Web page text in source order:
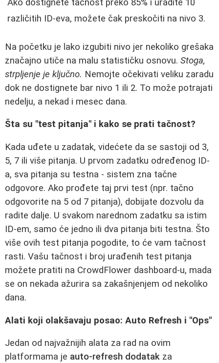
Ako dostignete tačnost preko 85% i uradite 10
različitih ID-eva, možete čak preskočiti na nivo 3.
Na početku je lako izgubiti nivo jer nekoliko grešaka
značajno utiče na malu statističku osnovu. Stoga,
strpljenje je ključno. Nemojte očekivati veliku zaradu
dok ne dostignete bar nivo 1 ili 2. To može potrajati
nedelju, a nekad i mesec dana.
Šta su "test pitanja" i kako se prati tačnost?
Kada uđete u zadatak, videćete da se sastoji od 3,
5, 7 ili više pitanja. U prvom zadatku određenog ID-
a, sva pitanja su testna - sistem zna tačne
odgovore. Ako prođete taj prvi test (npr. tačno
odgovorite na 5 od 7 pitanja), dobijate dozvolu da
radite dalje. U svakom narednom zadatku sa istim
ID-em, samo će jedno ili dva pitanja biti testna. Što
više ovih test pitanja pogodite, to će vam tačnost
rasti. Vašu tačnost i broj urađenih test pitanja
možete pratiti na CrowdFlower dashboard-u, mada
se on nekada ažurira sa zakašnjenjem od nekoliko
dana.
Alati koji olakšavaju posao: Auto Refresh i "Ops"
Jedan od najvažnijih alata za rad na ovim
platformama je auto-refresh dodatak za